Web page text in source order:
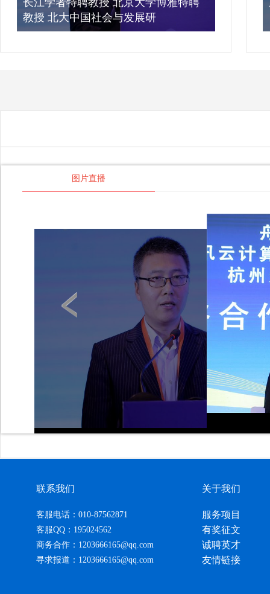
长江学者特聘教授 北京大学博雅特聘
教授 北大中国社会与发展研
图片直播
联系我们
客服电话：010-87562871
客服QQ：195024562
商务合作：1203666165@qq.com
寻求报道：1203666165@qq.com
关于我们
服务项目
有奖征文
诚聘英才
友情链接